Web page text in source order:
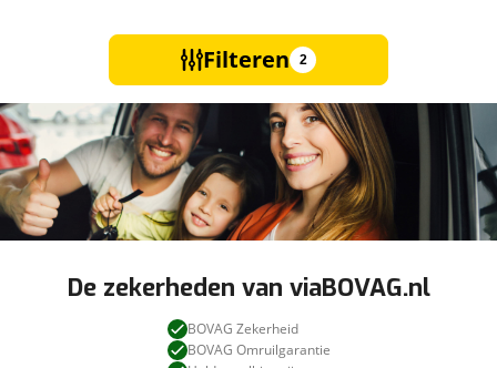
Filteren 2
De zekerheden van viaBOVAG.nl
BOVAG Zekerheid
BOVAG Omruilgarantie